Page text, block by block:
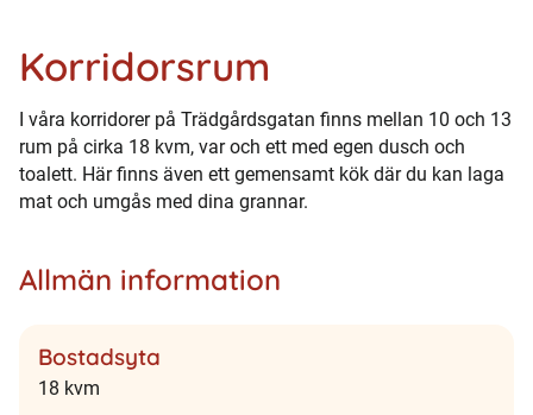
Korridorsrum
I våra korridorer på Trädgårdsgatan finns mellan 10 och 13
rum på cirka 18 kvm, var och ett med egen dusch och
toalett. Här finns även ett gemensamt kök där du kan laga
mat och umgås med dina grannar.
Allmän information
Bostadsyta
18 kvm